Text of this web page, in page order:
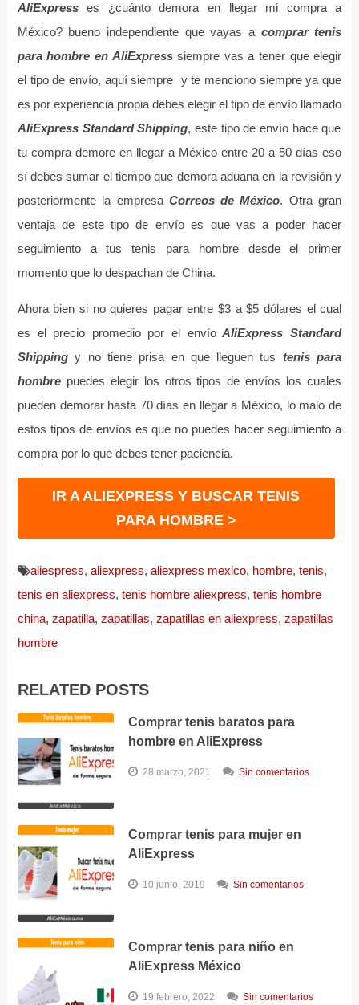
AliExpresses ¿cuánto demora en llegar mi compra a
México? bueno independiente que vayas acomprar tenis
para hombre en AliExpresssiempre vas a tener que elegir
el tipo de envío, aquí siempre y te menciono siempre ya que
es por experiencia propia debes elegir el tipo de envío llamado
AliExpress Standard Shipping, este tipo de envío hace que
tu compra demore en llegar a México entre 20 a 50 días eso
sí debes sumar el tiempo que demora aduana en la revisión y
posteriormente la empresa Correos de México. Otra gran
ventaja de este tipo de envío es que vas a poder hacer
seguimiento a tus tenis para hombre desde el primer
momento que lo despachan de China.
Ahora bien si no quieres pagar entre $3 a $5 dólares el cual
es el precio promedio por el envíoAliExpress Standard
Shippingy no tiene prisa en que lleguen tus tenis para
hombrepuedes elegir los otros tipos de envíos los cuales
pueden demorar hasta 70 días en llegar a México, lo malo de
estos tipos de envíos es que no puedes hacer seguimiento a
compra por lo que debes tener paciencia.
IR A ALIEXPRESS Y BUSCAR TENIS
PARA HOMBRE >
aliespress, aliexpress, aliexpress mexico, hombre, tenis,
tenis en aliexpress, tenis hombre aliexpress, tenis hombre
china, zapatilla, zapatillas, zapatillas en aliexpress, zapatillas
hombre
RELATED POSTS
Comprar tenis baratos para
hombre en AliExpress
28 marzo, 2021 Sin comentarios
Comprar tenis para mujer en
AliExpress
10 junio, 2019 Sin comentarios
Comprar tenis para niño en
AliExpress México
19 febrero, 2022 Sin comentarios